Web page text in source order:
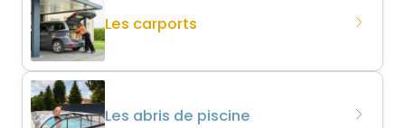
Les carports
Les abris de piscine